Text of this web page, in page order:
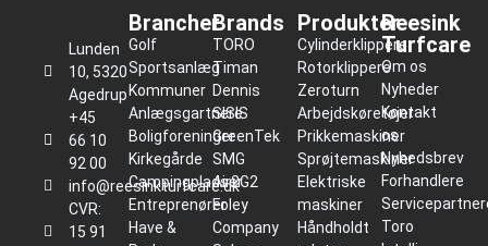
Lunden
10, 5320
Agedrup
+45
66 10
92 00
info@reesinkturfcare.dk
CVR:
15 91
Brancher
Golf
Sportsanlæg
Kommuner
Anlægsgartnere
Boligforeninger
Kirkegårde
Campingpladser
Entreprenører
Have &
Brands
TORO
Timan
Dennis
SISIS
GreenTek
SMG
Air2G2
Foley
Company
Produkter
Cylinderklippere
Rotorklippere
Zeroturn
Arbejdskøretøjer
Prikkemaskiner
Sprøjtemaskiner
Elektriske
maskiner
Håndholdt
Reesink
Turfcare
Om os
Nyheder
Kontakt
os
Nyhedsbrev
Forhandlere
Toro